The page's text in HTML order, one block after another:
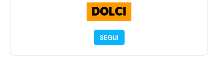
DOLCI
SEGUI